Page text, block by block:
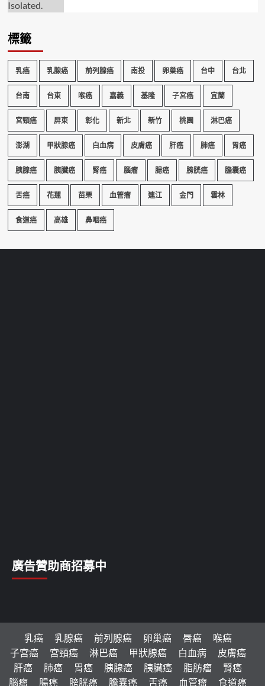
標籤
乳癌 乳腺癌 前列腺癌 南投 卵巢癌 台中 台北
台南 台東 喉癌 嘉義 基隆 子宮癌 宜蘭
宮頸癌 屏東 彰化 新北 新竹 桃園 淋巴癌
澎湖 甲狀腺癌 白血病 皮膚癌 肝癌 肺癌 胃癌
胰腺癌 胰臟癌 腎癌 腦瘤 腸癌 膀胱癌 膽囊癌
舌癌 花蓮 苗栗 血管瘤 連江 金門 雲林
食道癌 高雄 鼻咽癌
廣告贊助商招募中
乳癌 乳腺癌 前列腺癌 卵巢癌 唇癌
喉癌
子宮癌
宮頸癌 淋巴癌 甲狀腺癌 白血病
皮膚癌
肝癌
肺癌 胃癌 胰腺癌 胰臟癌 脂肪瘤
腎癌
腦瘤
腸癌 膀胱癌 膽囊癌 舌癌 血管瘤 食道癌